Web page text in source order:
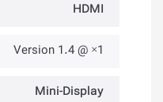
HDMI
1× @ Version 1.4
Mini-Display